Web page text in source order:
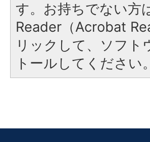
す。お持ちでない方
Reader（Acrobat
リックして、ソフ
トールしてください。